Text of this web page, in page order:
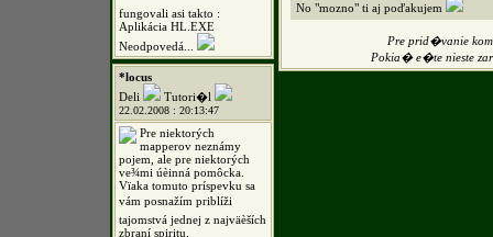
fungovali asi takto :
Aplikácia HL.EXE
Neodpovedá...
*locus
Deli
Tutori�l
22.02.2008 : 20:13:47
Pre niektorých
mapperov neznámy
pojem, ale pre niektorých
ve¾mi úèinná pomôcka.
Vïaka tomuto príspevku sa
vám posnažím priblíži
tajomstvá jednej z najväèších
zbraní spiritu.
No "mozno" ti aj poďakujem
Pre prid�vanie
Pokia� e�te nieste